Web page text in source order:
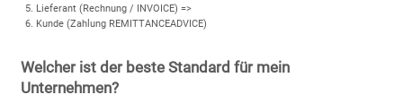
Lieferant (Rechnung / INVOICE) =>
Kunde (Zahlung REMITTANCEADVICE)
Welcher ist der beste Standard für mein
Unternehmen?